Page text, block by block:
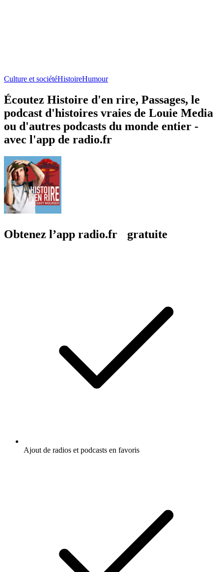
Culture et sociétéHistoireHumour
Écoutez Histoire d'en rire, Passages, le
podcast d'histoires vraies de Louie Media
ou d'autres podcasts du monde entier -
avec l'app de radio.fr
Obtenez l’app radio.fr gratuite
Ajout de radios et podcasts en favoris